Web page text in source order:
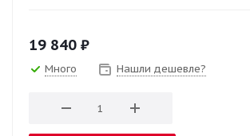
19 840 ₽
Много Нашли дешевле?